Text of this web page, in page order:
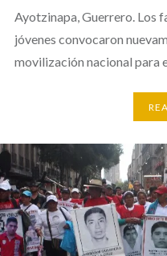
Ayotzinapa, Guerrero. Los
jóvenes convocaron
movilización nacional para